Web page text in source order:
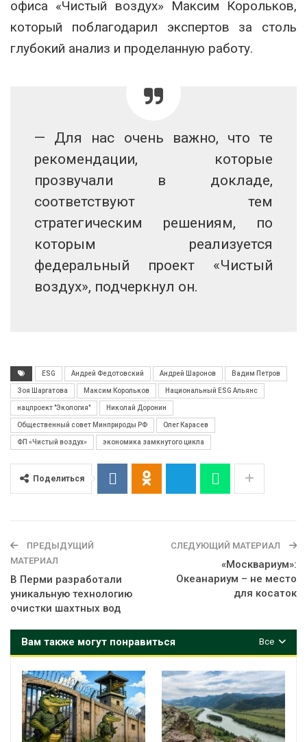
офиса «Чистый воздух» Максим Корольков,
который поблагодарил экспертов за столь
глубокий анализ и проделанную работу.
— Для нас очень важно, что те
рекомендации, которые
прозвучали в докладе,
соответствуют тем
стратегическим решениям, по
которым реализуется
федеральный проект «Чистый
воздух», подчеркнул он.
ESG Андрей Федотовский Андрей Шаронов Вадим Петров
Зоя Шаргатова Максим Корольков Национальный ESG Альянс
нацпроект "Экология" Николай Доронин
Общественный совет Минприроды РФ Олег Карасев
ФП «Чистый воздух» экономика замкнутого цикла
Поделиться
ПРЕДЫДУЩИЙ
МАТЕРИАЛ
В Перми разработали
уникальную технологию
очистки шахтных вод
СЛЕДУЮЩИЙ МАТЕРИАЛ
«Москвариум»:
Океанариум – не место
для косаток
Все
Вам также могут понравиться